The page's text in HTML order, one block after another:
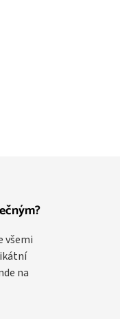
všemi
na